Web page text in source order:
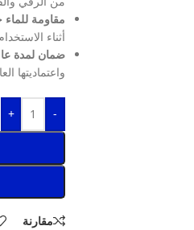
مقاومة للماء حتى
أثناء
ضمان لمدة
واعتماديتها
-
+
مقارنة